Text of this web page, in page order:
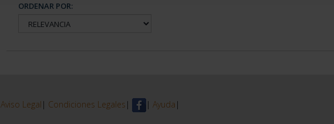
ORDENAR POR:
Aviso Legal | Condiciones Legales | | Ayuda |